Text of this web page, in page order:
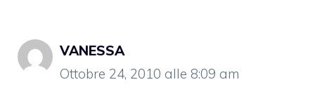
VANESSA
Ottobre 24, 2010 alle 8:09 am